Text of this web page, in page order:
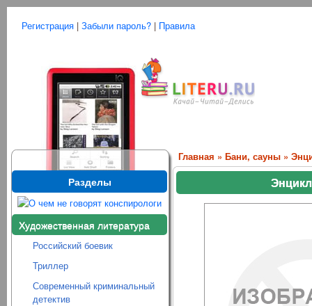
Регистрация | Забыли пароль? | Правила
Разделы
Художественная литература
Российский боевик
Триллер
Современный криминальный
детектив
Главная » Бани, сауны »